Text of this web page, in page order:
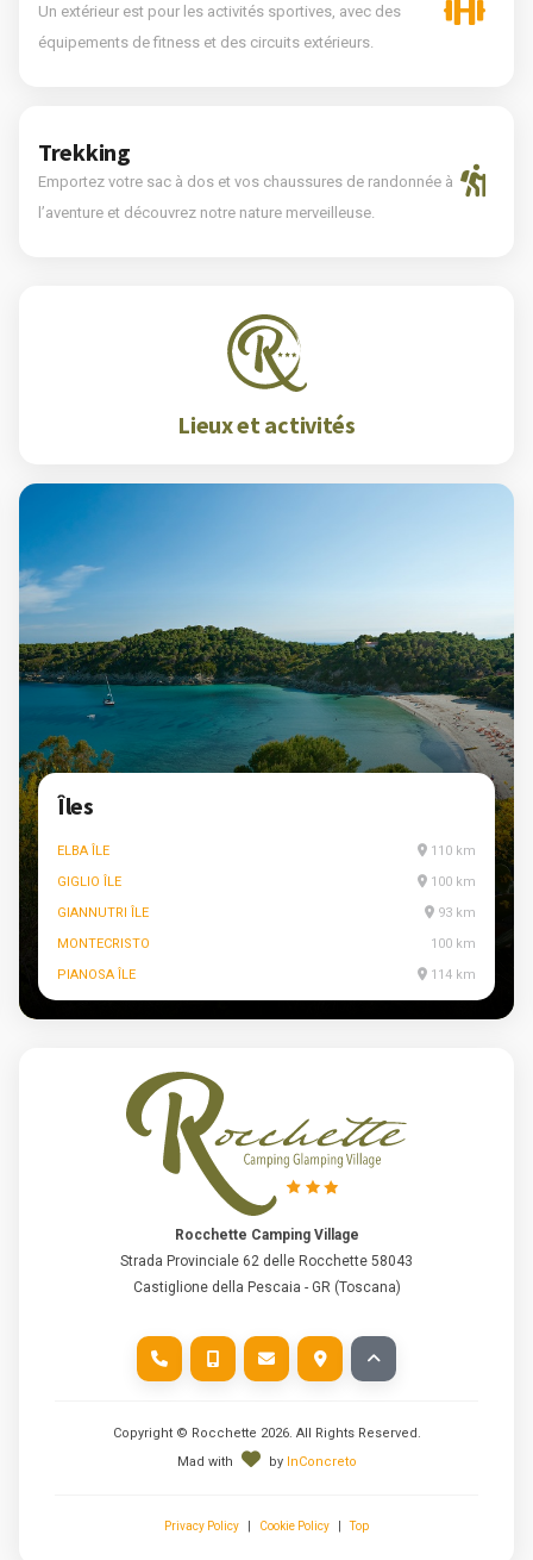
Un extérieur est pour les activités sportives, avec des
équipements de fitness et des circuits extérieurs.
Trekking
Emportez votre sac à dos et vos chaussures de randonnée à
l’aventure et découvrez notre nature merveilleuse.
Lieux et activités
Îles
ELBA ÎLE
110 km
GIGLIO ÎLE
100 km
GIANNUTRI ÎLE
93 km
MONTECRISTO
100 km
PIANOSA ÎLE
114 km
Rocchette Camping Village
Strada Provinciale 62 delle Rocchette 58043
Castiglione della Pescaia - GR (Toscana)
Copyright © Rocchette 2026. All Rights Reserved.
Mad with
by InConcreto
Privacy Policy Cookie Policy Top